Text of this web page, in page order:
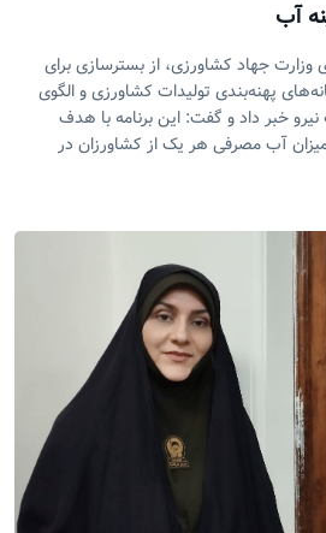
آب
جهاد کشاورزی، از بسترسازی برای
پهنه‌بندی تولیدات کشاورزی و الگوی
خبر داد و گفت: این برنامه با هدف
میزان آب مصرفی هر یک از کشاورزان در